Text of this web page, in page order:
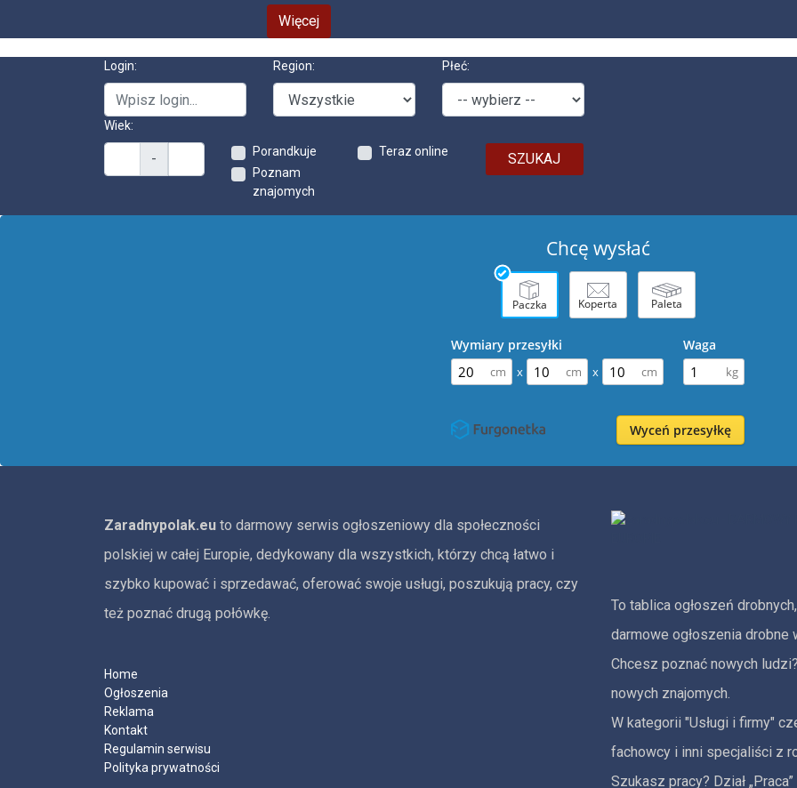
Więcej
Login: Region: Płeć:
Wiek:
-
Porandkuje
Poznam
znajomych
Teraz online SZUKAJ
Chcę wysłać
Paczka Koperta Paleta
Wymiary przesyłki
x x
Waga
Wyceń przesyłkę
Zaradnypolak.eu to darmowy serwis ogłoszeniowy dla społeczności
polskiej w całej Europie, dedykowany dla wszystkich, którzy chcą łatwo i
szybko kupować i sprzedawać, oferować swoje usługi, poszukują pracy, czy
też poznać drugą połówkę.
Home
Ogłoszenia
Reklama
Kontakt
Regulamin serwisu
Polityka prywatności
To tablica ogłoszeń
darmowe ogłoszenia drobne
Chcesz poznać nowych
nowych znajomych.
W kategorii "Usługi i firmy"
fachowcy i inni specjaliści z
Szukasz pracy? Dział